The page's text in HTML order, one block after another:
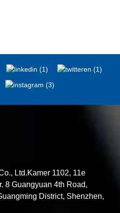
Ltd.Kamer 1102, 11e
8 Guangyuan 4th Road,
District, Shenzhen,